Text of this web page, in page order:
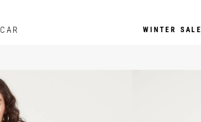
WINTER SALE